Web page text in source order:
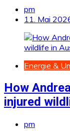
pm
11. Mai
Energie &
How
injured
pm